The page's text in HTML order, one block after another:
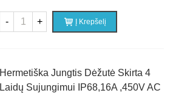
- + Į Krepšelį
Hermetiška Jungtis Dėžutė Skirta 4
Laidų Sujungimui IP68,16A ,450V AC